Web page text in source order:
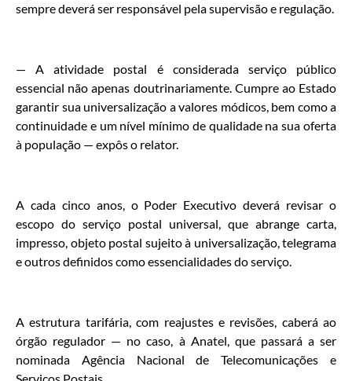
sempre deverá ser responsável pela supervisão e regulação.
— A atividade postal é considerada serviço público
essencial não apenas doutrinariamente. Cumpre ao Estado
garantir sua universalização a valores módicos, bem como a
continuidade e um nível mínimo de qualidade na sua oferta
à população — expôs o relator.
A cada cinco anos, o Poder Executivo deverá revisar o
escopo do serviço postal universal, que abrange carta,
impresso, objeto postal sujeito à universalização, telegrama
e outros definidos como essencialidades do serviço.
A estrutura tarifária, com reajustes e revisões, caberá ao
órgão regulador — no caso, à Anatel, que passará a ser
nominada Agência Nacional de Telecomunicações e